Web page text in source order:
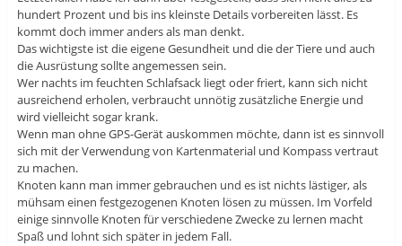
hundert Prozent und bis ins kleinste Details vorbereiten lässt. Es
kommt doch immer anders als man denkt.
Das wichtigste ist die eigene Gesundheit und die der Tiere und auch
die Ausrüstung sollte angemessen sein.
Wer nachts im feuchten Schlafsack liegt oder friert, kann sich nicht
ausreichend erholen, verbraucht unnötig zusätzliche Energie und
wird vielleicht sogar krank.
Wenn man ohne GPS-Gerät auskommen möchte, dann ist es sinnvoll
sich mit der Verwendung von Kartenmaterial und Kompass vertraut
zu machen.
Knoten kann man immer gebrauchen und es ist nichts lästiger, als
mühsam einen festgezogenen Knoten lösen zu müssen. Im Vorfeld
einige sinnvolle Knoten für verschiedene Zwecke zu lernen macht
Spaß und lohnt sich später in jedem Fall.